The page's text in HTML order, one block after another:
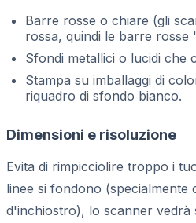
Barre rosse o chiare (gli
rossa, quindi le barre rosse
Sfondi metallici o lucidi che
Stampa su imballaggi di
riquadro di sfondo bianco.
Dimensioni e risoluzione
Evita di rimpicciolire troppo i
linee si fondono (specialmente
d'inchiostro), lo scanner vedrà